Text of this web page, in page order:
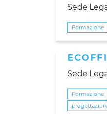
Sede
Formazione
Sede
Formazione